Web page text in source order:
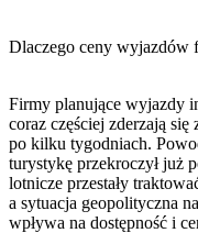
Dlaczego ceny wyjazdów
Firmy planujące wyjazdy
coraz częściej zderzają
po kilku tygodniach.
turystykę przekroczył już
lotnicze przestały
a sytuacja geopolityczna
wpływa na dostępność i